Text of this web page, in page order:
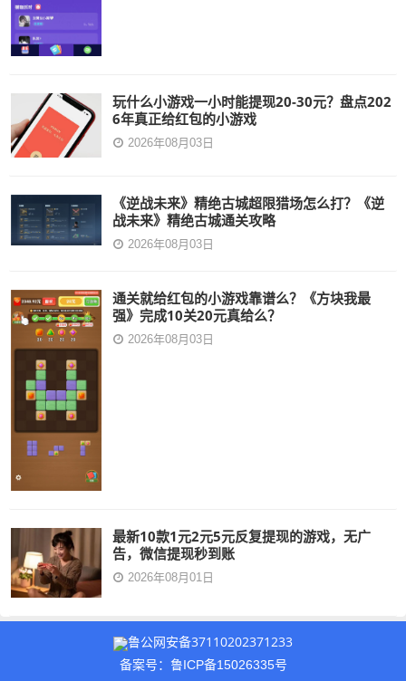
玩什么小游戏一小时能提现20-30元？盘点202
6年真正给红包的小游戏
2026年08月03日
《逆战未来》精绝古城超限猎场怎么打？《逆
战未来》精绝古城通关攻略
2026年08月03日
通关就给红包的小游戏靠谱么？《方块我最
强》完成10关20元真给么？
2026年08月03日
最新10款1元2元5元反复提现的游戏，无广
告，微信提现秒到账
2026年08月01日
鲁公网安备37110202371233
备案号：鲁ICP备15026335号